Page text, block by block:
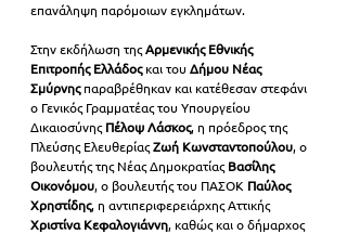
επανάληψη παρόμοιων εγκλημάτων.
Στην εκδήλωση της Αρμενικής Εθνικής
Επιτροπής Ελλάδος και του Δήμου Νέας
Σμύρνης παραβρέθηκαν και κατέθεσαν στεφάνι
ο Γενικός Γραμματέας του Υπουργείου
Δικαιοσύνης Πέλοψ Λάσκος, η πρόεδρος της
Πλεύσης Ελευθερίας Ζωή Κωνσταντοπούλου, ο
βουλευτής της Νέας Δημοκρατίας Βασίλης
Οικονόμου, ο βουλευτής του ΠΑΣΟΚ Παύλος
Χρηστίδης, η αντιπεριφερειάρχης Αττικής
Χριστίνα Κεφαλογιάννη, καθώς και ο δήμαρχος